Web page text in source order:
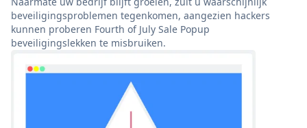
beveiligingsproblemen tegenkomen, aangezien hackers
kunnen proberen Fourth of July Sale Popup
beveiligingslekken te misbruiken.